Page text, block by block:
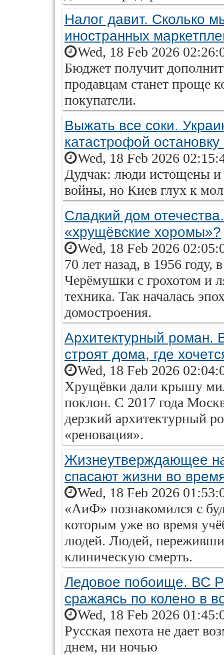
Налог давит. Сколько
иностранных
Wed, 18 Feb 2026
Бюджет получит
продавцам станет проще
покупатели.
Выжать все соки.
катастрофой
Wed, 18 Feb 2026
Дудчак: люди истощены и
войны, но Киев глух к
Cладкий дом
«хрущёвские хоромы»?
Wed, 18 Feb 2026
70 лет назад, в 1956
Черёмушки с грохотом и
техника. Так началась
домостроения.
Архитектурный роман.
строят дома, где
Wed, 18 Feb 2026
Хрущёвки дали крышу
поклон. С 2017 года
дерзкий архитектурный
«реновация».
Жизнеутверждающее
спасают жизни во
Wed, 18 Feb 2026
«АиФ» познакомился с
которым уже во время
людей. Людей,
клиническую смерть.
Ледовое побоище. ВС
сражаясь по колено в
Wed, 18 Feb 2026
Русская пехота не дает
днем, ни ночью